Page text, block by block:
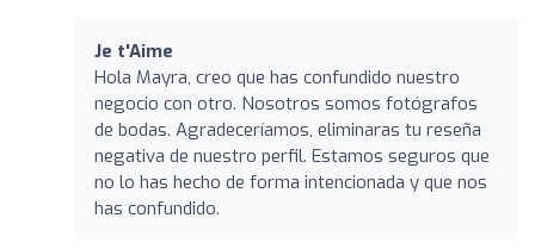
Je t'Aime
Hola Mayra, creo que has confundido nuestro
negocio con otro. Nosotros somos fotógrafos
de bodas. Agradeceríamos, eliminaras tu reseña
negativa de nuestro perfil. Estamos seguros que
no lo has hecho de forma intencionada y que nos
has confundido.